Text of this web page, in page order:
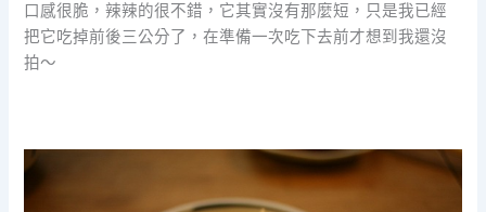
口感很脆，辣辣的很不錯，它其實沒有那麼短，只是我已經
把它吃掉前後三公分了，在準備一次吃下去前才想到我還沒
拍～